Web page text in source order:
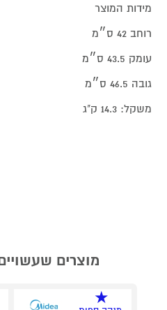
מידות המוצר
רוחב 42 ס״מ
עומק 43.5 ס״מ
גובה 46.5 ס״מ
משקל: 14.3 ק"ג
מוצרים